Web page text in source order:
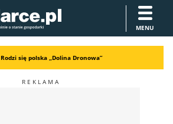
MENU
Rodzi się polska „Dolina Dronowa”